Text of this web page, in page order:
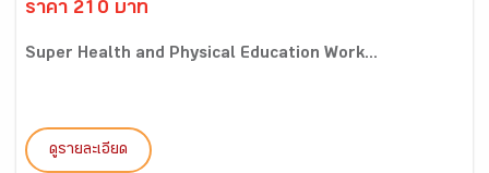
ราคา 210 บาท
Super Health and Physical Education Work...
ดูรายละเอียด